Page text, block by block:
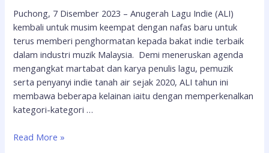
Puchong, 7 Disember 2023 – Anugerah Lagu Indie (ALI)
kembali untuk musim keempat dengan nafas baru untuk
terus memberi penghormatan kepada bakat indie terbaik
dalam industri muzik Malaysia. Demi meneruskan agenda
mengangkat martabat dan karya penulis lagu, pemuzik
serta penyanyi indie tanah air sejak 2020, ALI tahun ini
membawa beberapa kelainan iaitu dengan memperkenalkan
kategori-kategori …
Read More »